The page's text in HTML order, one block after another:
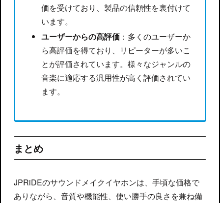
価を受けており、製品の信頼性を裏付けて
います。
ユーザーからの高評価 ：多くのユーザーか
ら高評価を得ており、リピーターが多いこ
とが評価されています。様々なジャンルの
音楽に適応する汎用性が高く評価されてい
ます。
まとめ
JPRiDEのサウンドメイクイヤホンは、手頃な価格で
ありながら、音質や機能性、使い勝手の良さを兼ね備